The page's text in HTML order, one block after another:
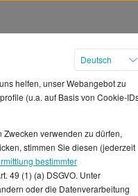
Deutsch
helfen, unser Webangebot zu
(u.a. auf Basis von Cookie-
verwenden zu dürfen,
stimmen Sie diesen (jederzeit
bestimmter
49 (1) (a) DSGVO. Unter
oder die Datenverarbeitung